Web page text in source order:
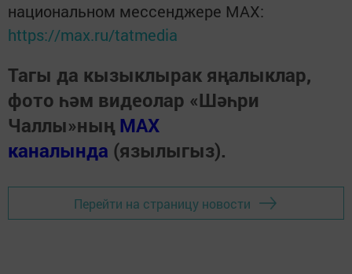
национальном мессенджере MАХ:
https://max.ru/tatmedia
Тагы да кызыклырак яңалыклар,
фото һәм видеолар «Шәһри
Чаллы»ның MAX
каналында (язылыгыз).
Перейти на страницу новости